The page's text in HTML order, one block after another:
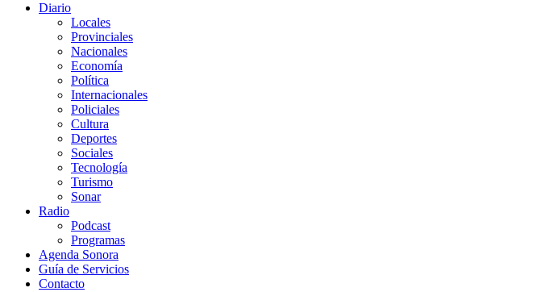
Diario
Locales
Provinciales
Nacionales
Economía
Política
Internacionales
Policiales
Cultura
Deportes
Sociales
Tecnología
Turismo
Sonar
Radio
Podcast
Programas
Agenda Sonora
Guía de Servicios
Contacto